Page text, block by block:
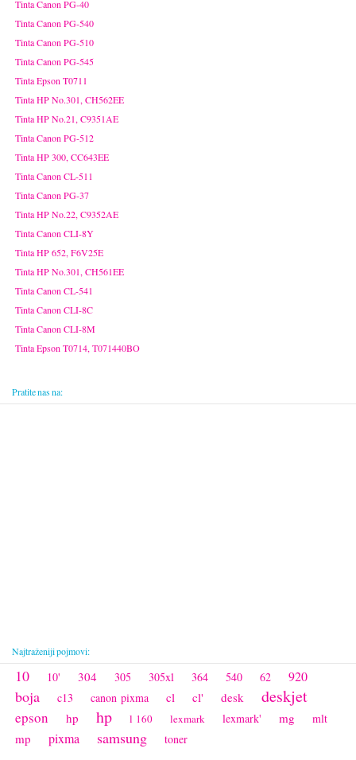
Tinta Canon PG-40
Tinta Canon PG-540
Tinta Canon PG-510
Tinta Canon PG-545
Tinta Epson T0711
Tinta HP No.301, CH562EE
Tinta HP No.21, C9351AE
Tinta Canon PG-512
Tinta HP 300, CC643EE
Tinta Canon CL-511
Tinta Canon PG-37
Tinta HP No.22, C9352AE
Tinta Canon CLI-8Y
Tinta HP 652, F6V25E
Tinta HP No.301, CH561EE
Tinta Canon CL-541
Tinta Canon CLI-8C
Tinta Canon CLI-8M
Tinta Epson T0714, T071440BO
Pratite nas na:
Najtraženiji pojmovi:
10 10' 304 305 305xl 364 540 62 920
boja c13 canon pixma cl cl' desk deskjet
epson hp hp l 160 lexmark lexmark' mg mlt
mp pixma samsung toner